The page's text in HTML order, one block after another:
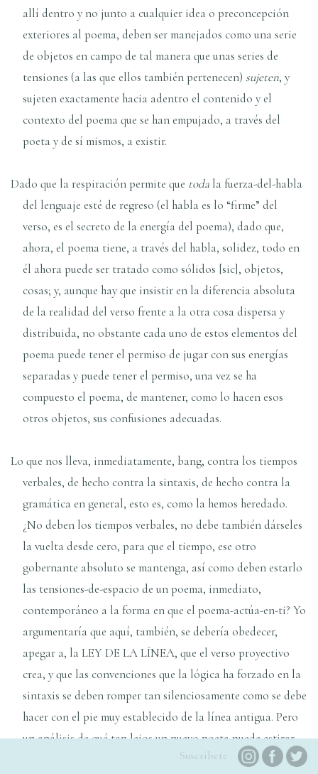
allí dentro y no junto a cualquier idea o preconcepción
exteriores al poema, deben ser manejados como una serie
de objetos en campo de tal manera que unas series de
tensiones (a las que ellos también pertenecen) sujeten, y
sujeten exactamente hacia adentro el contenido y el
contexto del poema que se han empujado, a través del
poeta y de sí mismos, a existir.
Dado que la respiración permite que toda la fuerza-del-habla
del lenguaje esté de regreso (el habla es lo “firme” del
verso, es el secreto de la energía del poema), dado que,
ahora, el poema tiene, a través del habla, solidez, todo en
él ahora puede ser tratado como sólidos [sic], objetos,
cosas; y, aunque hay que insistir en la diferencia absoluta
de la realidad del verso frente a la otra cosa dispersa y
distribuida, no obstante cada uno de estos elementos del
poema puede tener el permiso de jugar con sus energías
separadas y puede tener el permiso, una vez se ha
compuesto el poema, de mantener, como lo hacen esos
otros objetos, sus confusiones adecuadas.
Lo que nos lleva, inmediatamente, bang, contra los tiempos
verbales, de hecho contra la sintaxis, de hecho contra la
gramática en general, esto es, como la hemos heredado.
¿No deben los tiempos verbales, no debe también dárseles
la vuelta desde cero, para que el tiempo, ese otro
gobernante absoluto se mantenga, así como deben estarlo
las tensiones-de-espacio de un poema, inmediato,
contemporáneo a la forma en que el poema-actúa-en-ti? Yo
argumentaría que aquí, también, se debería obedecer,
apegar a, la LEY DE LA LÍNEA, que el verso proyectivo
crea, y que las convenciones que la lógica ha forzado en la
sintaxis se deben romper tan silenciosamente como se debe
hacer con el pie muy establecido de la línea antigua. Pero
un análisis de qué tan lejos un nuevo poeta puede estirar
las mismas convenciones sobre las que la comunicación a
Suscríbete